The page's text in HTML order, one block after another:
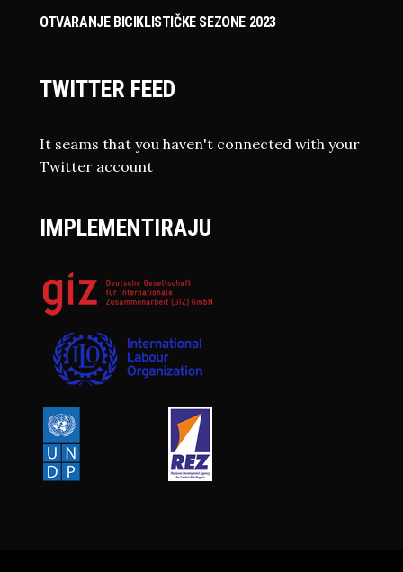
OTVARANJE BICIKLISTIČKE SEZONE 2023
TWITTER FEED
It seams that you haven't connected with your
Twitter account
IMPLEMENTIRAJU